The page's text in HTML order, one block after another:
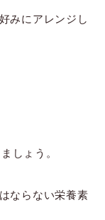
みにアレンジし
しょう。
ならない栄養素